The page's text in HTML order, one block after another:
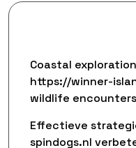
Coastal
https://winner-
wildlife encounters
Effectieve
spindogs.nl